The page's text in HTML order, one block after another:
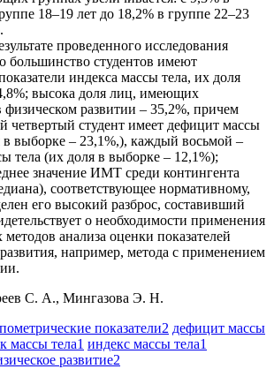
18–19 лет до 18,2% в группе 22–23
проведенного исследования
большинство студентов имеют
индекса массы тела, их доля
высока доля лиц, имеющих
физическом развитии – 35,2%, причем
четвертый студент имеет дефицит массы
в выборке – 23,1%,), каждый восьмой –
тела (их доля в выборке – 12,1%);
значение ИМТ среди контингента
соответствующее нормативному,
его высокий разброс, составивший
о необходимости применения
анализа оценки показателей
например, метода с применением
С. А., Мингазова Э. Н.
показатели2 дефицит массы
массы тела1 индекс массы тела1
развитие2